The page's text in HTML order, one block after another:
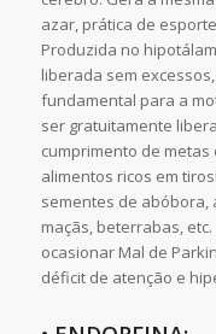
azar, prática de
Produzida no
liberada sem
fundamental para a
ser gratuitamente
cumprimento de
alimentos ricos em
sementes de abóbora,
maçãs, beterrabas,
ocasionar Mal de
déficit de atenção e